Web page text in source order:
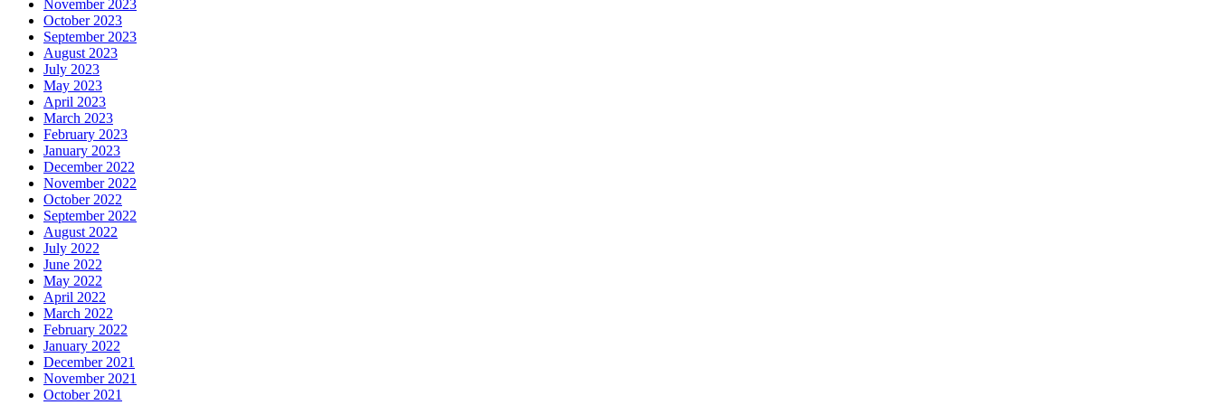
November 2023
October 2023
September 2023
August 2023
July 2023
May 2023
April 2023
March 2023
February 2023
January 2023
December 2022
November 2022
October 2022
September 2022
August 2022
July 2022
June 2022
May 2022
April 2022
March 2022
February 2022
January 2022
December 2021
November 2021
October 2021